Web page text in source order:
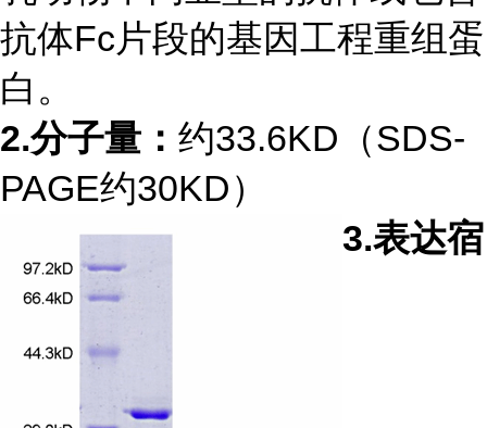
抗体Fc片段的基因工程重组蛋
白。
2.分子量： 约33.6KD（SDS-
PAGE约30KD）
3.表达宿